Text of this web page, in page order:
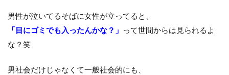
男性が泣いてるそばに女性が立ってると、
「目にゴミでも入ったんかな？」 って世間からは見られるよ
な？笑
男社会だけじゃなくて一般社会的にも、